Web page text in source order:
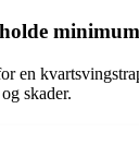
en
skader.